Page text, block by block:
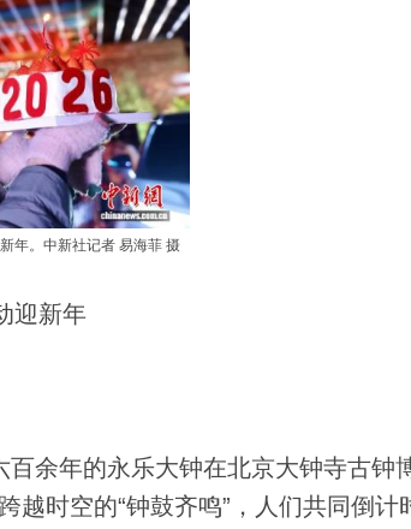
年。中新社记者 易海菲 摄
新年
余年的永乐大钟在北京大钟寺古钟
越时空的“钟鼓齐鸣”，人们共同倒计